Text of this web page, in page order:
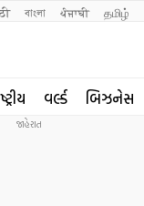
বাংলা ਪੰਜਾਬੀ தமிழ்
વર્લ્ડ બિઝનેસ